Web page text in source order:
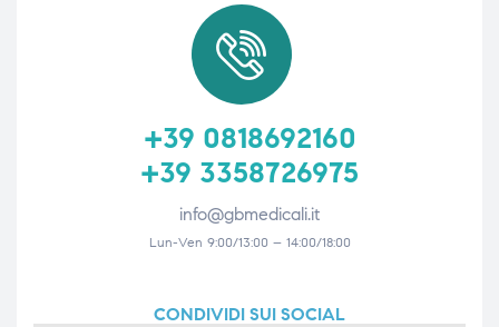
+39 0818692160
+39 3358726975
info@gbmedicali.it
Lun-Ven 9:00/13:00 – 14:00/18:00
CONDIVIDI SUI SOCIAL